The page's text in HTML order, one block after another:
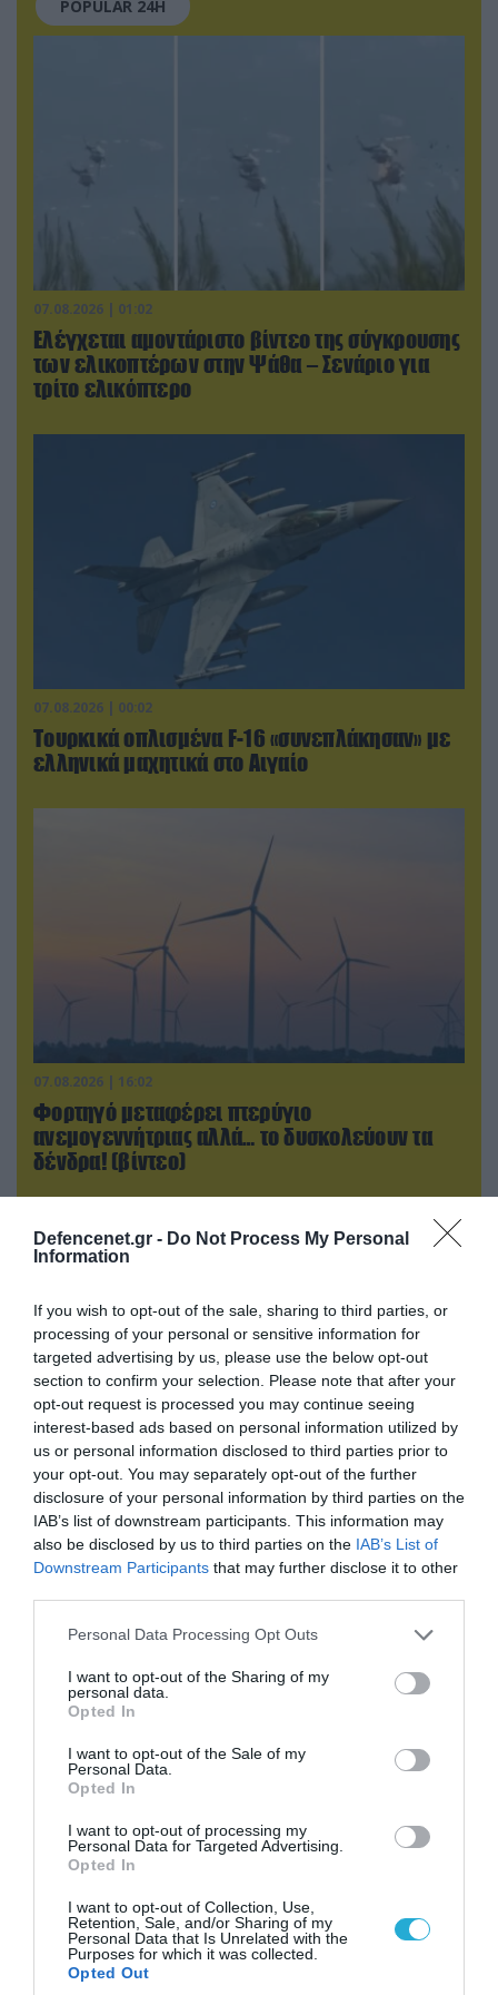
Defencenet.gr - Do Not Process My Personal
Information
If you wish to opt-out of the sale, sharing to third parties, or
processing of your personal or sensitive information for
targeted advertising by us, please use the below opt-out
section to confirm your selection. Please note that after your
opt-out request is processed you may continue seeing
interest-based ads based on personal information utilized by
us or personal information disclosed to third parties prior to
your opt-out. You may separately opt-out of the further
disclosure of your personal information by third parties on the
IAB’s list of downstream participants. This information may
also be disclosed by us to third parties on the IAB’s List of
Downstream Participants that may further disclose it to other
Please note that this website/app uses one or more Google
not limited to your visit or usage behaviour. You may click to
grant or deny consent to Google and its third-party tags to
use your data for below specified purposes in below Google
consent section.
Personal Data Processing Opt Outs
I want to opt-out of the Sharing of my
personal data.
Opted In
I want to opt-out of the Sale of my
Personal Data.
Opted In
I want to opt-out of processing my
Personal Data for Targeted Advertising.
Opted In
I want to opt-out of Collection, Use,
Retention, Sale, and/or Sharing of my
Personal Data that Is Unrelated with the
Purposes for which it was collected.
Opted Out
POPULAR 24H
07.08.2026 | 01:02
Ελέγχεται αμοντάριστο βίντεο της σύγκρουσης
των ελικοπτέρων στην Ψάθα – Σενάριο για
τρίτο ελικόπτερο
07.08.2026 | 00:02
Τουρκικά οπλισμένα F-16 «συνεπλάκησαν» με
ελληνικά μαχητικά στο Αιγαίο
07.08.2026 | 16:02
Φορτηγό μεταφέρει πτερύγιο
ανεμογεννήτριας αλλά… το δυσκολεύουν τα
δένδρα! (βίντεο)
06.08.2026 | 21:02
Τελεσίγραφο του Ιράν στις χώρες του Κόλπου:
«Σταματήστε τον Τραμπ αλλιώς θα σας
χτυπήσουμε σκληρά»
07.08.2026 | 08:02
Κλιμακώνουν οι Χούθι: Eξαπέλυσαν επιθέσεις
κατά στρατιωτικών δυνάμεων στην Υεμένη –
Πλήγματα & στη Σαουδική Αραβία!